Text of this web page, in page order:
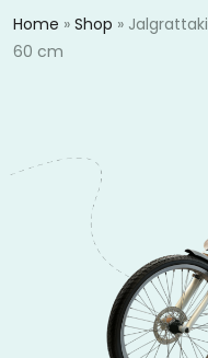
Home » Shop »
60 cm